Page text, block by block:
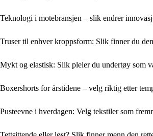
Teknologi i motebransjen – slik endrer
Truser til enhver kroppsform: Slik finner du
Mykt og elastisk: Slik pleier du undertøy som
Boxershorts for årstidene – velg riktig etter
Pusteevne i hverdagen: Velg tekstiler som